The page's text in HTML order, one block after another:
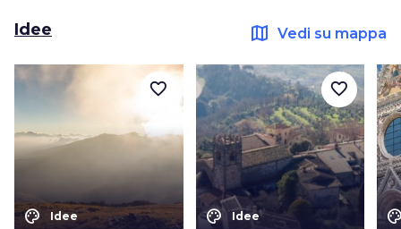
Idee map Vedi su mappa
color_lens Idee
favorite_border
color_lens Idee
favorite_border